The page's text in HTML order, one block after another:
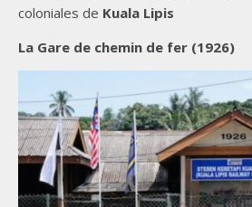
coloniales de Kuala Lipis
La Gare de chemin de fer (1926)